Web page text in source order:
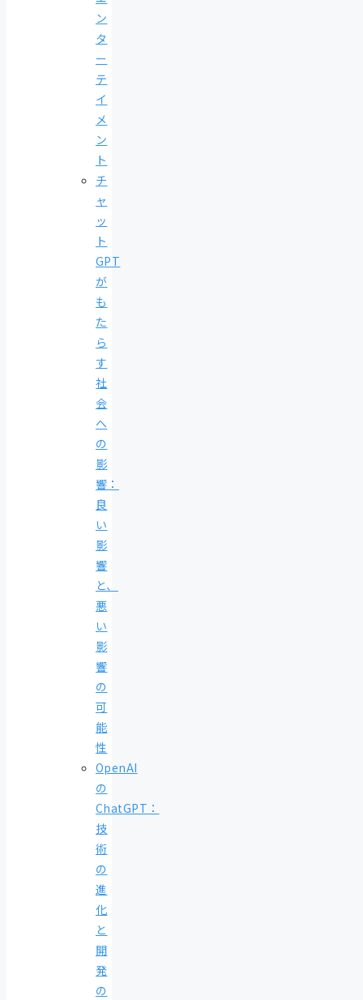
ン
タ
ー
テ
イ
メ
ン
ト
チ
ャ
ッ
ト
GPT
が
も
た
ら
す
社
会
へ
の
影
響：
良
い
影
響
と、
悪
い
影
響
の
可
能
性
OpenAI
の
ChatGPT：
技
術
の
進
化
と
開
発
の